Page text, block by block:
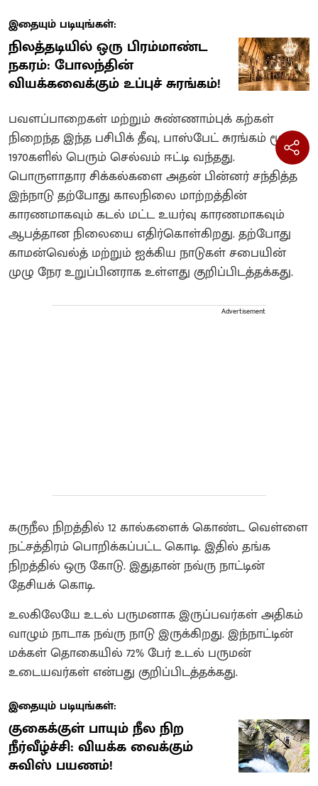
இதையும் படியுங்கள்:
நிலத்தடியில் ஒரு பிரம்மாண்ட
நகரம்: போலந்தின்
வியக்கவைக்கும் உப்புச் சுரங்கம்!
பவளப்பாறைகள் மற்றும் சுண்ணாம்புக் கற்கள்
நிறைந்த இந்த பசிபிக் தீவு, பாஸ்பேட் சுரங்கம் மூலம்
1970களில் பெரும் செல்வம் ஈட்டி வந்தது.
பொருளாதார சிக்கல்களை அதன் பின்னர் சந்தித்த
இந்நாடு தற்போது காலநிலை மாற்றத்தின்
காரணமாகவும் கடல் மட்ட உயர்வு காரணமாகவும்
ஆபத்தான நிலையை எதிர்கொள்கிறது. தற்போது
காமன்வெல்த் மற்றும் ஐக்கிய நாடுகள் சபையின்
முழு நேர உறுப்பினராக உள்ளது குறிப்பிடத்தக்கது.
Advertisement
கருநீல நிறத்தில் 12 கால்களைக் கொண்ட வெள்ளை
நட்சத்திரம் பொறிக்கப்பட்ட கொடி. இதில் தங்க
நிறத்தில் ஒரு கோடு. இதுதான் நவ்ரு நாட்டின்
தேசியக் கொடி.
உலகிலேயே உடல் பருமனாக இருப்பவர்கள் அதிகம்
வாழும் நாடாக நவ்ரு நாடு இருக்கிறது. இந்நாட்டின்
மக்கள் தொகையில் 72% பேர் உடல் பருமன்
உடையவர்கள் என்பது குறிப்பிடத்தக்கது.
இதையும் படியுங்கள்:
குகைக்குள் பாயும் நீல நிற
நீர்வீழ்ச்சி: வியக்க வைக்கும்
சுவிஸ் பயணம்!